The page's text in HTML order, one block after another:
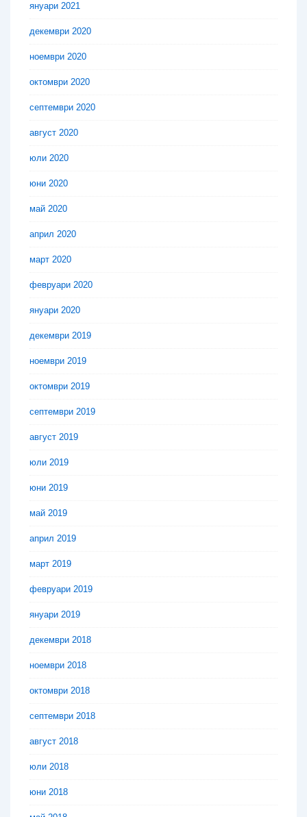
януари 2021
декември 2020
ноември 2020
октомври 2020
септември 2020
август 2020
юли 2020
юни 2020
май 2020
април 2020
март 2020
февруари 2020
януари 2020
декември 2019
ноември 2019
октомври 2019
септември 2019
август 2019
юли 2019
юни 2019
май 2019
април 2019
март 2019
февруари 2019
януари 2019
декември 2018
ноември 2018
октомври 2018
септември 2018
август 2018
юли 2018
юни 2018